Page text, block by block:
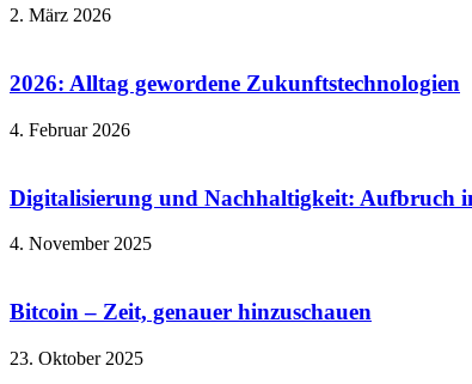
2. März 2026
2026: Alltag gewordene Zukunftstechnologien
4. Februar 2026
Digitalisierung und Nachhaltigkeit: Aufbruch
4. November 2025
Bitcoin – Zeit, genauer hinzuschauen
23. Oktober 2025